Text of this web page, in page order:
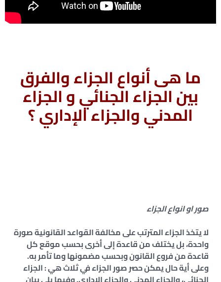
ما هى أنواع الجزاء والفرق
بين الجزاء الجنائي و الجزاء
المدني والجزاء الإداري ؟
صور او انواع الجزاء
لا يتخذ الجزاء المترتب على مخالفة القواعد القانونية صورة
واحدة، بل يختلف من قاعدة إلى أخرى بحسب موقع كل
قاعدة من فروع القانون وبحسب مضمونها وما تأمر به.
وعلى أية حال يمكن حصر صور الجزاء في ثلاث هي : الجزاء